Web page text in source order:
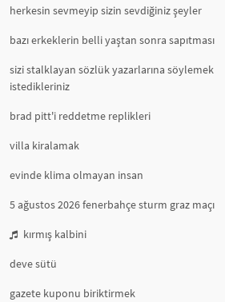
herkesin sevmeyip sizin sevdiğiniz şeyler
bazı erkeklerin belli yaştan sonra sapıtması
sizi stalklayan sözlük yazarlarına söylemek
istedikleriniz
brad pitt'i reddetme replikleri
villa kiralamak
evinde klima olmayan insan
5 ağustos 2026 fenerbahçe sturm graz maçı
kırmış kalbini
deve sütü
gazete kuponu biriktirmek